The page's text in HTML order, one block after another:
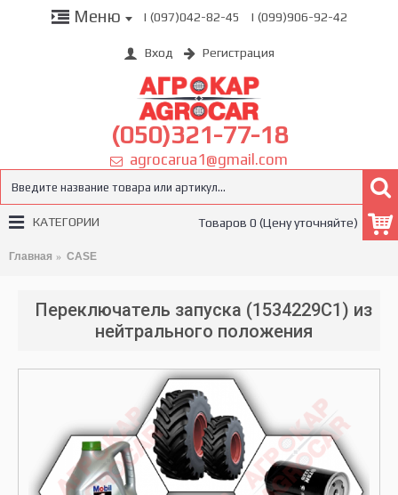
Меню | (097)042-82-45 | (099)906-92-42
Вход Регистрация
(050)321-77-18
agrocarua1@gmail.com
Товаров 0 (Цену уточняйте)
КАТЕГОРИИ
Главная CASE
Переключатель запуска (1534229C1) из
нейтрального положения